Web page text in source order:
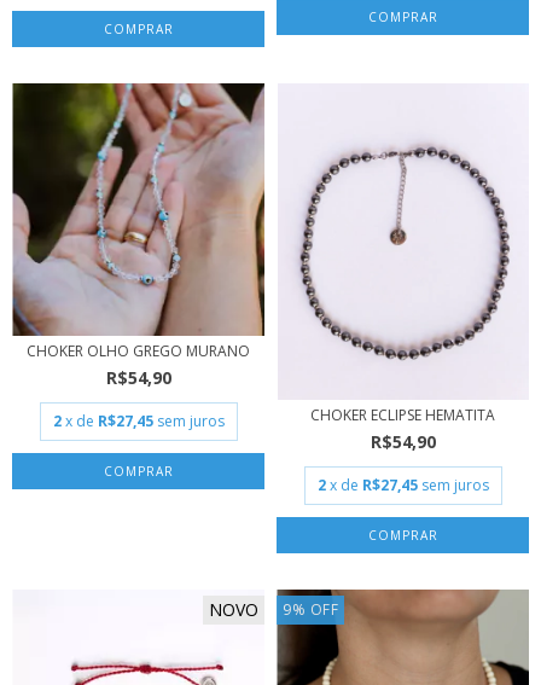
COMPRAR
CHOKER OLHO GREGO MURANO
R$54,90
2 x de R$27,45 sem juros CHOKER ECLIPSE HEMATITA
R$54,90
2 x de R$27,45 sem juros
NOVO 9% OFF